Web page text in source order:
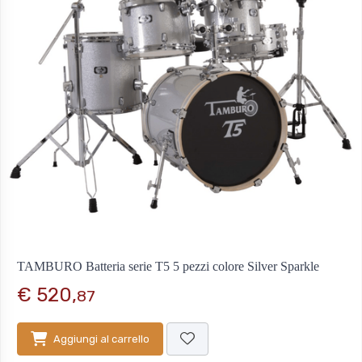
TAMBURO Batteria serie T5 5 pezzi colore Silver Sparkle
€ 520,87
Aggiungi al carrello